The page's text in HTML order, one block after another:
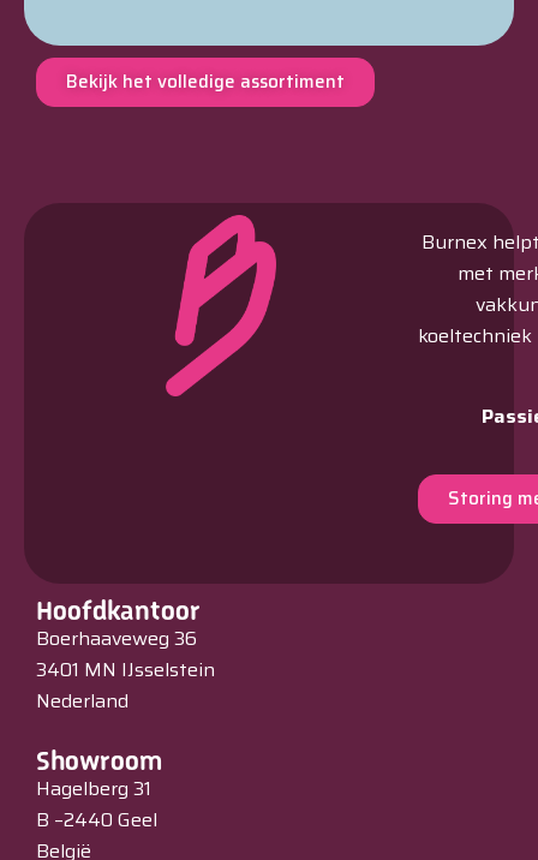
Bekijk het volledige assortiment
Burnex
met
Storing
Hoofdkantoor
Boerhaaveweg 36
3401 MN IJsselstein
Nederland
Showroom
Hagelberg 31
B –2440 Geel
België